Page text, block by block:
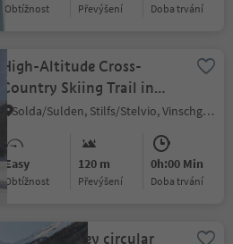
Obtížnost Převýšení doba trvání
High-Altitude Cross-
Country Skiing Trail in
Solda/Sulden
Solda/Sulden, Stilfs/Stelvio, Vinschgau/Val Venosta
Easy
Obtížnost
120 m
Převýšení
0h:00 Min
doba trvání
Pfitscht Valley circular